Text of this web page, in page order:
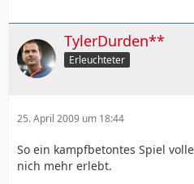
TylerDurden**
Erleuchteter
25. April 2009 um 18:44
So ein kampfbetontes Spiel
nich mehr erlebt.